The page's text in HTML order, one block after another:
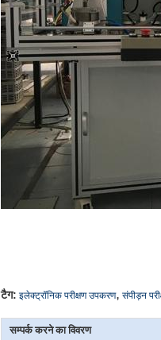
टैग: इलेक्ट्रॉनिक परीक्षण उपकरण, संपीड़न
सम्पर्क करने का विवरण